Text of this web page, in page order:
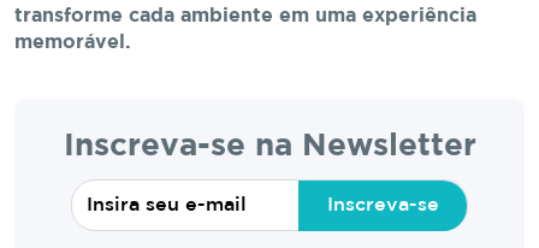
transforme cada ambiente em uma experiência
memorável.
Inscreva-se na Newsletter
Inscreva-se